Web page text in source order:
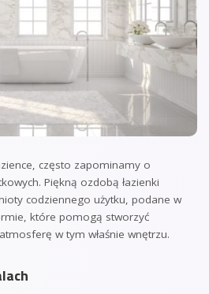
często zapominamy o
Piękną ozdobą łazienki
codziennego użytku, podane w
które pomogą stworzyć
w tym właśnie wnętrzu.